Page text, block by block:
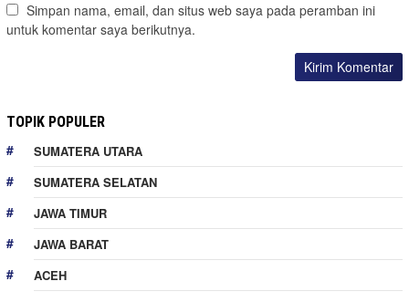
Simpan nama, email, dan situs web saya pada peramban ini
untuk komentar saya berikutnya.
TOPIK POPULER
SUMATERA UTARA
SUMATERA SELATAN
JAWA TIMUR
JAWA BARAT
ACEH